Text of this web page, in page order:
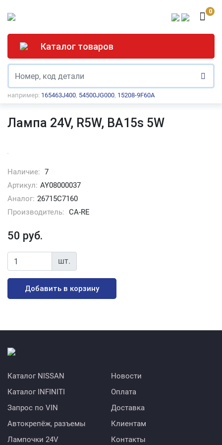
0
Каталог товаров
например: 165463J400, 54500JG000, 15208-9F60A
Лампа 24V, R5W, BA15s 5W
Наличие: 7
Артикул: AY08000037
Аналог: 26715C7160
Производитель: CA-RE
50 руб.
шт.
Добавить в корзину
Каталог NISSAN
Каталог INFINITI
Запрос по VIN
Автокрепёж, разъемы
Лампочки 24V
Новости
Оплата
Доставка
Клиентам
Контакты